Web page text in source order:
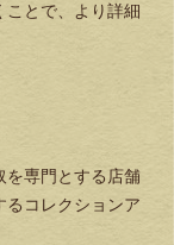
ことで、より詳細
を専門とする店舗
るコレクションア